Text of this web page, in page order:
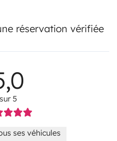
réservation vérifiée
sur 5
ses véhicules